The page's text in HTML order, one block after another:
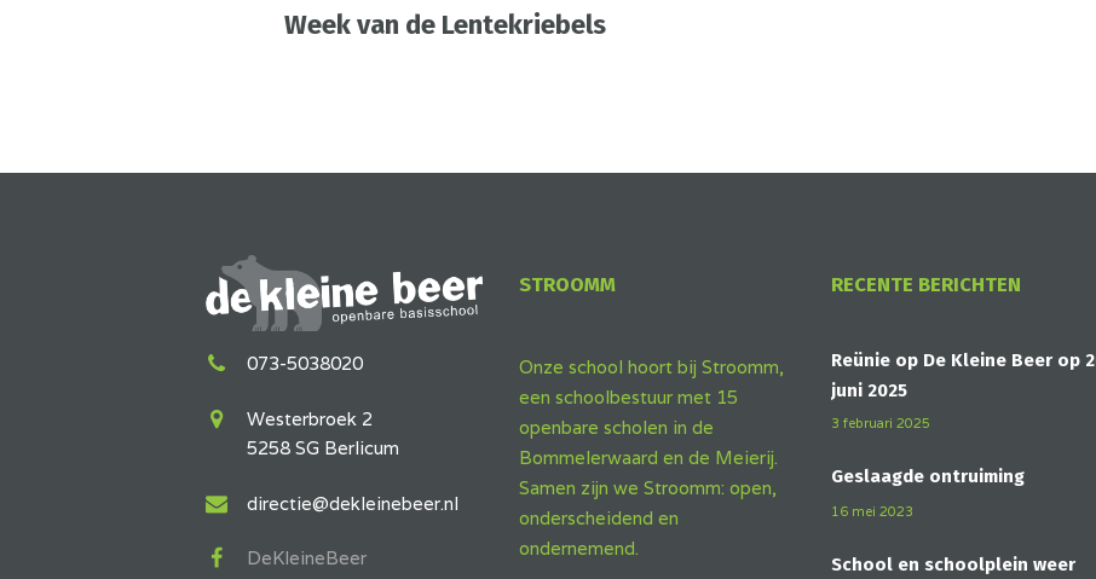
Week van de Lentekriebels
073-5038020
Westerbroek 2
5258 SG Berlicum
directie@dekleinebeer.nl
DeKleineBeer
STROOMM
Onze school hoort bij Stroomm,
een schoolbestuur met 15
openbare scholen in de
Bommelerwaard en de Meierij.
Samen zijn we Stroomm: open,
onderscheidend en
ondernemend.
RECENTE BERICHTEN
Reünie op De Kleine Beer op
juni 2025
3 februari 2025
Geslaagde ontruiming
16 mei 2023
School en schoolplein weer